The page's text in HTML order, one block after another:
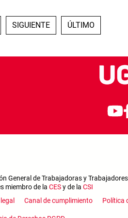
SIGUIENTE PÁGINA
SIGUIENTE ÚLTIMA PÁGINA
ÚLTIMO
General de Trabajadoras y
miembro de la CESy de la CSI
menu
Canal de cumplimiento Política